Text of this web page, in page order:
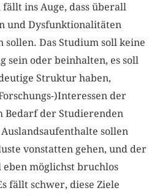
ins Auge, dass überall
und Dysfunktionalitäten
Das Studium soll keine
sein oder beinhalten, es soll
Struktur haben,
)Interessen der
Bedarf der Studierenden
sollen
vonstatten gehen, und der
möglichst bruchlos
fällt schwer, diese Ziele